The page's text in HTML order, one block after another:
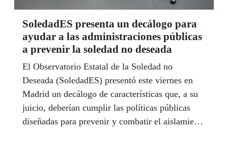
SoledadES presenta un decálogo para
ayudar a las administraciones públicas
a prevenir la soledad no deseada
El Observatorio Estatal de la Soledad no
Deseada (SoledadES) presentó este viernes en
Madrid un decálogo de características que, a su
juicio, deberían cumplir las políticas públicas
diseñadas para prevenir y combatir el aislamiento